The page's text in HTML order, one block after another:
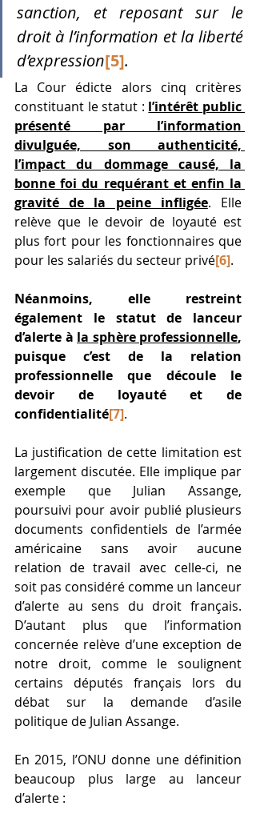
sanction, et reposant sur le
droit à l’information et la liberté
d’expression[5].
La Cour édicte alors cinq critères
constituant le statut : l’intérêt public
présenté par l’information
divulguée, son authenticité,
l’impact du dommage causé, la
bonne foi du requérant et enfin la
gravité de la peine infligée. Elle
relève que le devoir de loyauté est
plus fort pour les fonctionnaires que
pour les salariés du secteur privé[6].
Néanmoins, elle restreint
également le statut de lanceur
d’alerte à la sphère professionnelle,
puisque c’est de la relation
professionnelle que découle le
devoir de loyauté et de
confidentialité[7].
La justification de cette limitation est
largement discutée. Elle implique par
exemple que Julian Assange,
poursuivi pour avoir publié plusieurs
documents confidentiels de l’armée
américaine sans avoir aucune
relation de travail avec celle-ci, ne
soit pas considéré comme un lanceur
d’alerte au sens du droit français.
D’autant plus que l’information
concernée relève d’une exception de
notre droit, comme le soulignent
certains députés français lors du
débat sur la demande d’asile
politique de Julian Assange.
En 2015, l’ONU donne une définition
beaucoup plus large au lanceur
d’alerte :